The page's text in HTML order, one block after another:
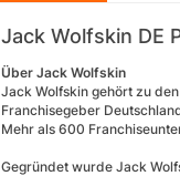
Jack Wolfskin DE
Über Jack Wolfskin
Jack Wolfskin gehört zu
Franchisegeber
Mehr als 600
Gegründet wurde Jack